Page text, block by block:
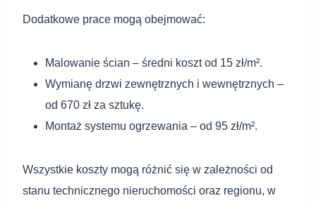
Dodatkowe prace mogą obejmować:
Malowanie ścian – średni koszt od 15 zł/m².
Wymianę drzwi zewnętrznych i wewnętrznych –
od 670 zł za sztukę.
Montaż systemu ogrzewania – od 95 zł/m².
Wszystkie koszty mogą różnić się w zależności od
stanu technicznego nieruchomości oraz regionu, w